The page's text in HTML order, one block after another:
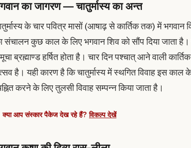
का जागरण — चातुर्मास्य का अन्त
के चार पवित्र मासों (आषाढ़ से कार्तिक तक) में
संचालन कुछ काल के लिए भगवान शिव को सौंप दिया जाता
ब्रह्माण्ड हर्षित होता है। चार दिन पश्चात् आने वाली
है। यही कारण है कि चातुर्मास्य में स्थगित विवाह इस
करने के लिए तुलसी विवाह सम्पन्न किया जाता है।
आप संस्कार पैकेज देख रहे हैं?विकल्प देखें